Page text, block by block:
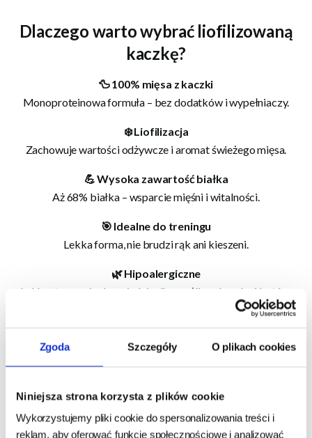
Zgoda Szczegóły O plikach cookies
Niniejsza strona korzysta z plików cookie
Wykorzystujemy pliki cookie do spersonalizowania treści i
reklam, aby oferować funkcje społecznościowe i analizować
Dlaczego warto wybrać liofilizowaną
kaczkę?
🦆 100% mięsa z kaczki
Monoproteinowa formuła – bez dodatków i wypełniaczy.
❄️ Liofilizacja
Zachowuje wartości odżywcze i aromat świeżego mięsa.
💪 Wysoka zawartość białka
Aż 68% białka – wsparcie mięśni i witalności.
🎯 Idealne do treningu
Lekka forma, nie brudzi rąk ani kieszeni.
🌿 Hipoalergiczne
Lekkostrawne i odpowiednie dla wrażliwych psów i kotów.
Kliknij, aby zobaczyć skład i analizę
Dla jakich zwierząt?